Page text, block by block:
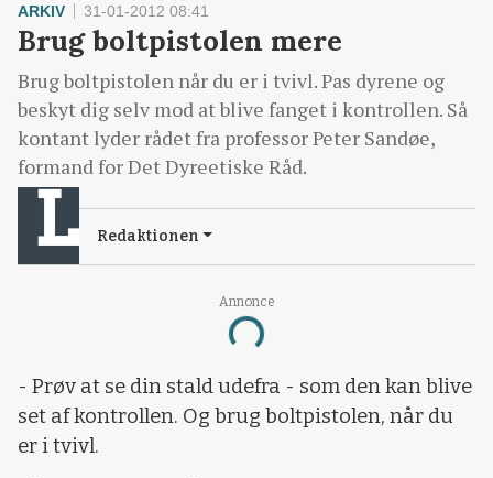
Annonce
Loading...
ARKIV 31-01-2012 08:41
Brug boltpistolen mere
Brug boltpistolen når du er i tvivl. Pas dyrene og
beskyt dig selv mod at blive fanget i kontrollen. Så
kontant lyder rådet fra professor Peter Sandøe,
formand for Det Dyreetiske Råd.
Redaktionen
- Prøv at se din stald udefra - som den kan blive
set af kontrollen. Og brug boltpistolen, når du
er i tvivl.